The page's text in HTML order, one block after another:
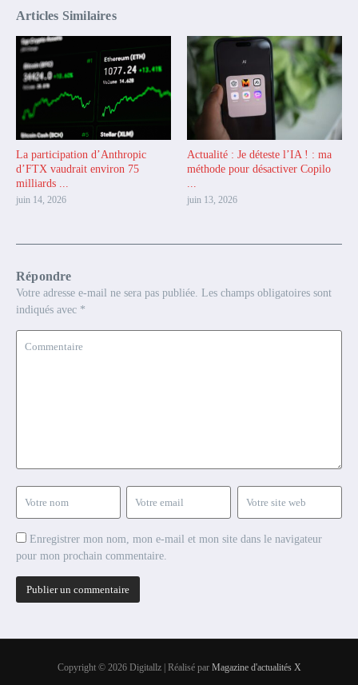
Articles Similaires
La participation d’Anthropic
d’FTX vaudrait environ 75
milliards ...
juin 14, 2026
Actualité : Je déteste l’IA ! : ma
méthode pour désactiver Copilo
juin 13, 2026
Répondre
Votre adresse e-mail ne sera pas publiée. Les champs obligatoires sont
indiqués avec *
Enregistrer mon nom, mon e-mail et mon site dans le navigateur
pour mon prochain commentaire.
Copyright © 2026 Digitallz | Réalisé par Magazine d'actualités X